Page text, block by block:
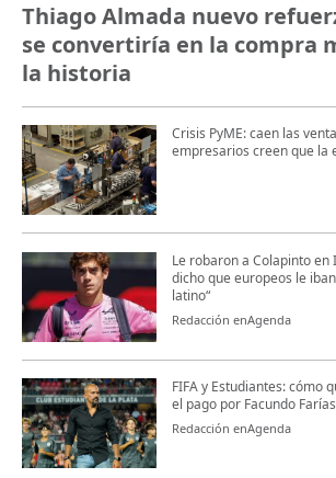
Thiago Almada nuevo
se convertiría en la compra
la historia
Crisis PyME: caen las
empresarios creen que la
Le robaron a Colapinto en
dicho que europeos le
latino“
Redacción enAgenda
FIFA y Estudiantes: cómo
el pago por Facundo Farías
Redacción enAgenda